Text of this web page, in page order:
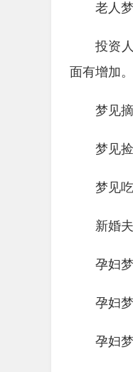
老人
投资
面有增加。
梦见
梦见
梦见
新婚
孕妇
孕妇
孕妇